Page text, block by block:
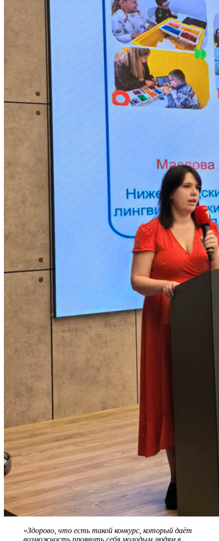
«Здорово, что есть такой конкурс, который даёт
возможность проявить себя молодым людям в